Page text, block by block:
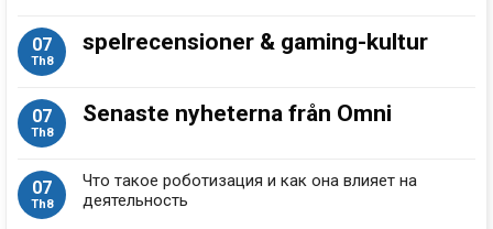
07
Th8
spelrecensioner & gaming-kultur
07
Th8
Senaste nyheterna från Omni
07
Th8
Что такое роботизация и как она влияет на
деятельность